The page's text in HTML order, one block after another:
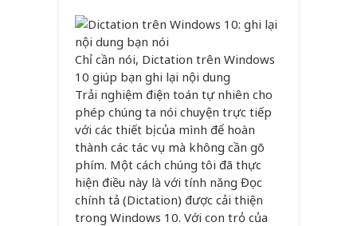
Chỉ cần nói, Dictation trên Windows
10 giúp bạn ghi lại nội dung
Trải nghiệm điện toán tự nhiên cho
phép chúng ta nói chuyện trực tiếp
với các thiết bị của mình để hoàn
thành các tác vụ mà không cần gõ
phím. Một cách chúng tôi đã thực
hiện điều này là với tính năng Đọc
chính tả (Dictation) được cải thiện
trong Windows 10. Với con trỏ của